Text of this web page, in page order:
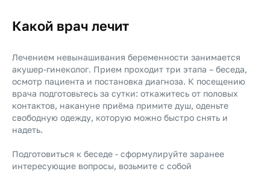
Какой врач лечит
Лечением невынашивания беременности занимается
акушер-гинеколог. Прием проходит три этапа – беседа,
осмотр пациента и постановка диагноза. К посещению
врача подготовьтесь за сутки: откажитесь от половых
контактов, накануне приёма примите душ, оденьте
свободную одежду, которую можно быстро снять и
надеть.
Подготовиться к беседе - сформулируйте заранее
интересующие вопросы, возьмите с собой